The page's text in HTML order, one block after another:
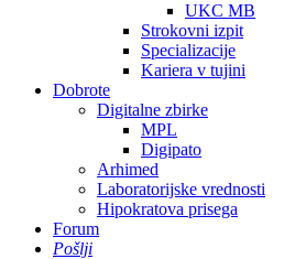
UKC MB
Strokovni izpit
Specializacije
Kariera v tujini
Dobrote
Digitalne zbirke
MPL
Digipato
Arhimed
Laboratorijske vrednosti
Hipokratova prisega
Forum
Pošlji